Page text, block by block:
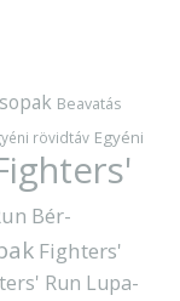
Beavatás
rövidtáv Egyéni
Bér-
Fighters'
Run Lupa-